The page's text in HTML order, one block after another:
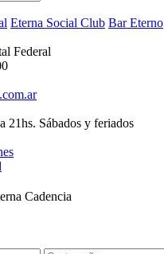
Eterna Social Club Bar Eterno
Federal
21hs. Sábados y feriados
Cadencia